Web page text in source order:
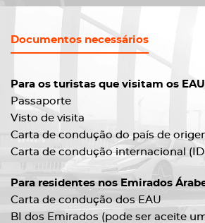
Documentos necessários
Para os turistas que visitam os
Passaporte
Visto de visita
Carta de condução do país de
Carta de condução internacional
Para residentes nos Emirados
Carta de condução dos EAU
BI dos Emirados (pode ser aceite